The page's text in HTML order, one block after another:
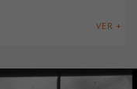
VER +